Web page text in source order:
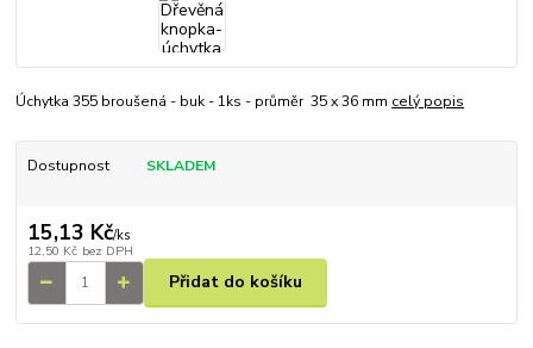
Úchytka 355 broušená - buk - 1ks - průměr 35 x 36 mm celý popis
Dostupnost SKLADEM
15,13 Kč/ks
12,50 Kč bez DPH
Přidat do košíku